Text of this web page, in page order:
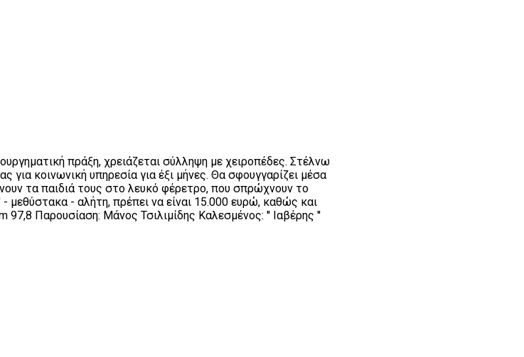
πράξη, χρειάζεται σύλληψη με χειροπέδες. Στέλνω
κοινωνική υπηρεσία για έξι μήνες. Θα σφουγγαρίζει μέσα
τα παιδιά τους στο λευκό φέρετρο, που σπρώχνουν το
μεθύστακα - αλήτη, πρέπει να είναι 15.000 ευρώ, καθώς και
Παρουσίαση: Μάνος Τσιλιμίδης Καλεσμένος: '' Ιαβέρης ''